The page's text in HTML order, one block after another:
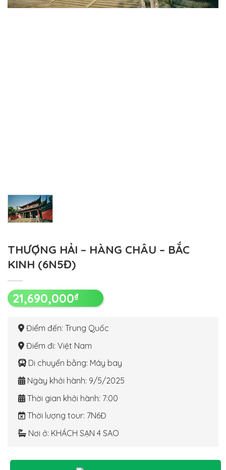
THƯỢNG HẢI – HÀNG CHÂU – BẮC
KINH (6N5Đ)
21,690,000₫
Điểm đến: Trung Quốc
Điểm đi: Việt Nam
Di chuyển bằng: Máy bay
Ngày khởi hành: 9/5/2025
Thời gian khởi hành: 7:00
Thời lượng tour: 7N6Đ
Nơi ở: KHÁCH SẠN 4 SAO